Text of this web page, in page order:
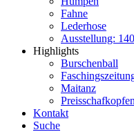
Fahne
Lederhose
Ausstellung:
Highlights
Burschenball
Maitanz
Preisschafkopfen
Kontakt
Suche